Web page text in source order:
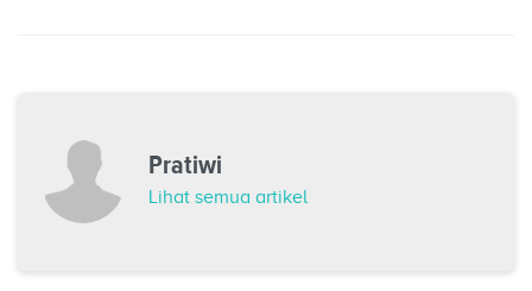
Pratiwi
Lihat semua artikel